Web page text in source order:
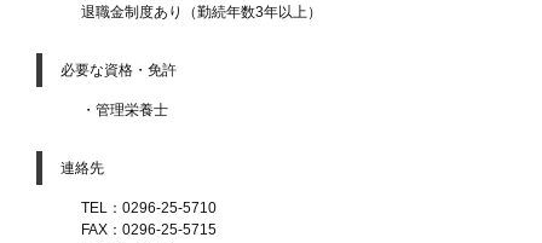
退職金制度あり（勤続年数3年以上）
必要な資格・免許
・管理栄養士
連絡先
TEL：0296-25-5710
FAX：0296-25-5715